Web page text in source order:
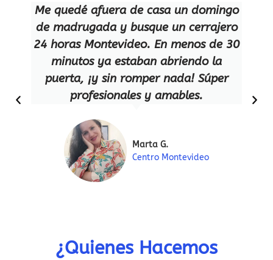
Me quedé afuera de casa un domingo
de madrugada y busque un cerrajero
24 horas Montevideo. En menos de 30
minutos ya estaban abriendo la
puerta, ¡y sin romper nada! Súper
profesionales y amables.
Marta G.
Centro Montevideo
¿Quienes Hacemos